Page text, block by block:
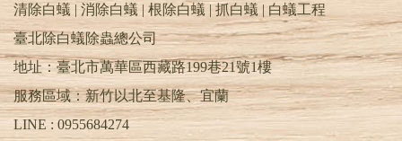
清除白蟻 | 消除白蟻 | 根除白蟻 | 抓白蟻 | 白蟻工程
臺北除白蟻除蟲總公司
地址：臺北市萬華區西藏路199巷21號1樓
服務區域：新竹以北至基隆、宜蘭
LINE : 0955684274